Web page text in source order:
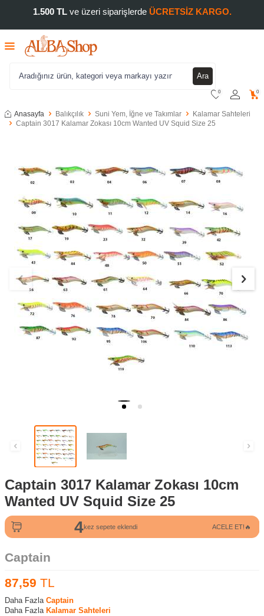
1.500 TLve üzeri siparişlerde ÜCRETSİZ KARGO.
Ara
0 0
Anasayfa Balıkçılık Suni Yem, İğne ve Takımlar
Kalamar Sahteleri
Captain 3017 Kalamar Zokası 10cm Wanted UV Squid Size 25
Captain 3017 Kalamar Zokası 10cm
Wanted UV Squid Size 25
4kez sepete eklendi
7kez satın alındı ACELE ET!🔥
Captain
87,59 TL
Daha Fazla Captain
Daha Fazla Kalamar Sahteleri